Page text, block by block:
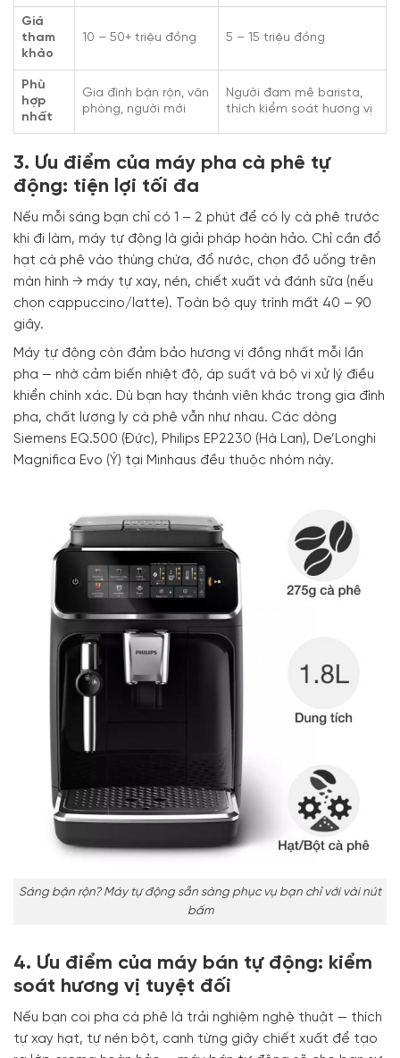
Giá
tham
khảo
10 – 50+ triệu đồng 5 – 15 triệu đồng
Phù
hợp
nhất
Gia đình bận rộn, văn
phòng, người mới
Người đam mê barista,
thích kiểm soát hương vị
3. Ưu điểm của máy pha cà phê tự
động: tiện lợi tối đa
Nếu mỗi sáng bạn chỉ có 1 – 2 phút để có ly cà phê trước
khi đi làm, máy tự động là giải pháp hoàn hảo. Chỉ cần đổ
hạt cà phê vào thùng chứa, đổ nước, chọn đồ uống trên
màn hình → máy tự xay, nén, chiết xuất và đánh sữa (nếu
chọn cappuccino/latte). Toàn bộ quy trình mất 40 – 90
giây.
Máy tự động còn đảm bảo hương vị đồng nhất mỗi lần
pha — nhờ cảm biến nhiệt độ, áp suất và bộ vi xử lý điều
khiển chính xác. Dù bạn hay thành viên khác trong gia đình
pha, chất lượng ly cà phê vẫn như nhau. Các dòng
Siemens EQ.500 (Đức), Philips EP2230 (Hà Lan), De’Longhi
Magnifica Evo (Ý) tại Minhaus đều thuộc nhóm này.
Sáng bận rộn? Máy tự động sẵn sàng phục vụ bạn chỉ với vài nút
bấm
4. Ưu điểm của máy bán tự động: kiểm
soát hương vị tuyệt đối
Nếu bạn coi pha cà phê là trải nghiệm nghệ thuật — thích
tự xay hạt, tự nén bột, canh từng giây chiết xuất để tạo